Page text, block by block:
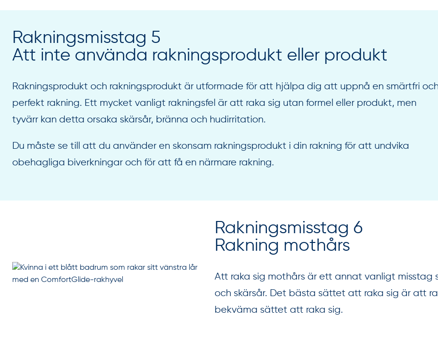
Rakningsmisstag 5
Att inte använda rakningsprodukt eller produkt
Rakningsprodukt och rakningsprodukt är utformade för att hjälpa dig att uppnå en smärtfri
perfekt rakning. Ett mycket vanligt rakningsfel är att raka sig utan formel eller produkt, men
tyvärr kan detta orsaka skärsår, bränna och hudirritation.
Du måste se till att du använder en skonsam rakningsprodukt i din rakning för att undvika
obehagliga biverkningar och för att få en närmare rakning.
Rakningsmisstag 6
Rakning mothårs
Att raka sig mothårs är ett annat vanligt misstag
och skärsår. Det bästa sättet att raka sig är att
bekväma sättet att raka sig.